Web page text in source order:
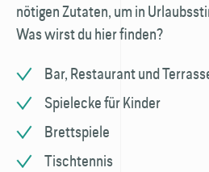
nötigen Zutaten, um in
Was wirst du hier finden?
Bar, Restaurant und
Spielecke für Kinder
Brettspiele
Tischtennis